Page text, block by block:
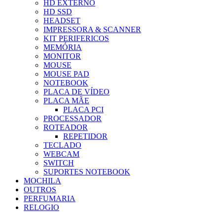
HD EXTERNO
HD SSD
HEADSET
IMPRESSORA & SCANNER
KIT PERIFERICOS
MEMÓRIA
MONITOR
MOUSE
MOUSE PAD
NOTEBOOK
PLACA DE VÍDEO
PLACA MÃE
PLACA PCI
PROCESSADOR
ROTEADOR
REPETIDOR
TECLADO
WEBCAM
SWITCH
SUPORTES NOTEBOOK
MOCHILA
OUTROS
PERFUMARIA
RELOGIO